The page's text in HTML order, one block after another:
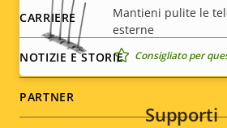
Mantieni pulite le
esterne
Consigliato per
Supporti
CARRIERE
NOTIZIE E STORIE
PARTNER